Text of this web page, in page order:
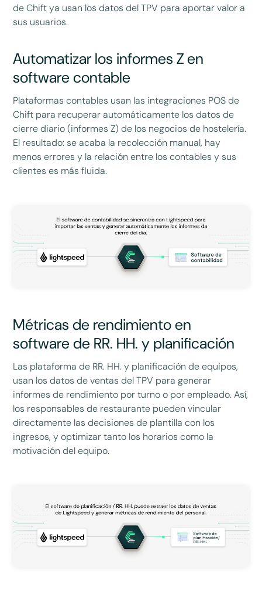
de Chift ya usan los datos del TPV para aportar valor a
sus usuarios.
Automatizar los informes Z en
software contable
Plataformas contables usan las integraciones POS de
Chift para recuperar automáticamente los datos de
cierre diario (informes Z) de los negocios de hostelería.
El resultado: se acaba la recolección manual, hay
menos errores y la relación entre los contables y sus
clientes es más fluida.
Métricas de rendimiento en
software de RR. HH. y planificación
Las plataforma de RR. HH. y planificación de equipos,
usan los datos de ventas del TPV para generar
informes de rendimiento por turno o por empleado. Así,
los responsables de restaurante pueden vincular
directamente las decisiones de plantilla con los
ingresos, y optimizar tanto los horarios como la
motivación del equipo.